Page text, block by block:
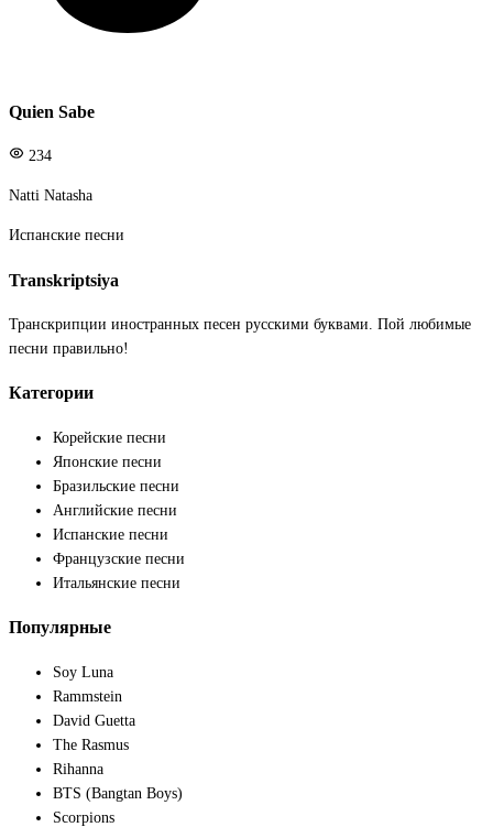
Quien Sabe
234
Natti Natasha
Испанские песни
Transkriptsiya
Транскрипции иностранных песен русскими буквами. Пой любимые
песни правильно!
Категории
Корейские песни
Японские песни
Бразильские песни
Английские песни
Испанские песни
Французские песни
Итальянские песни
Популярные
Soy Luna
Rammstein
David Guetta
The Rasmus
Rihanna
BTS (Bangtan Boys)
Scorpions